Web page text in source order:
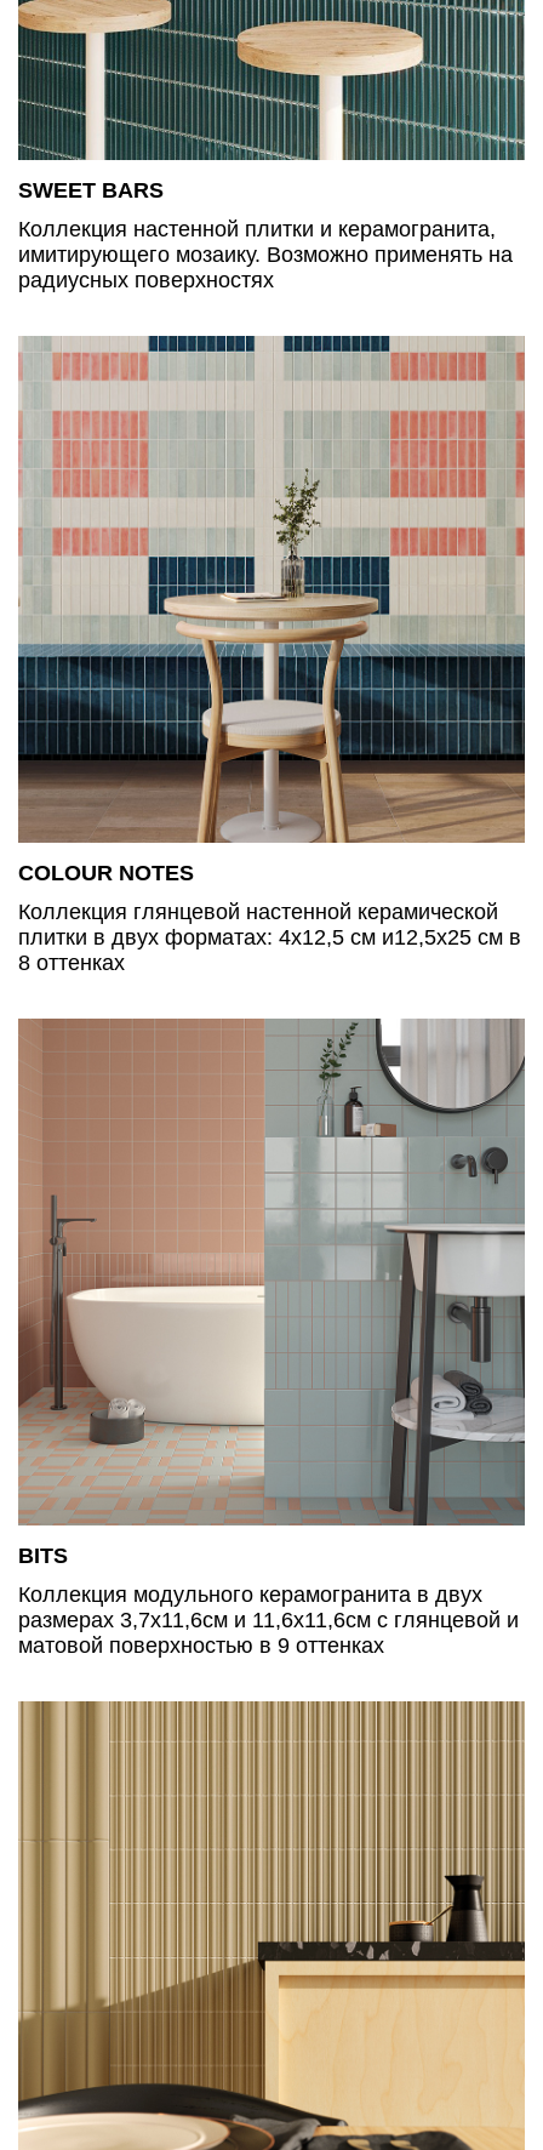
SWEET BARS
Коллекция настенной плитки и керамогранита,
имитирующего мозаику. Возможно применять на
радиусных поверхностях
COLOUR NOTES
Коллекция глянцевой настенной керамической
плитки в двух форматах: 4х12,5 см и12,5х25 см в
8 оттенках
BITS
Коллекция модульного керамогранита в двух
размерах 3,7х11,6см и 11,6х11,6см с глянцевой и
матовой поверхностью в 9 оттенках